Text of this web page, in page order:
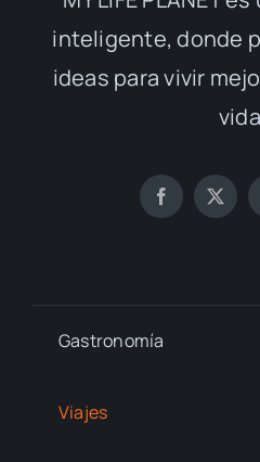
inteligente, donde
ideas para vivir
Gastronomía
Viajes